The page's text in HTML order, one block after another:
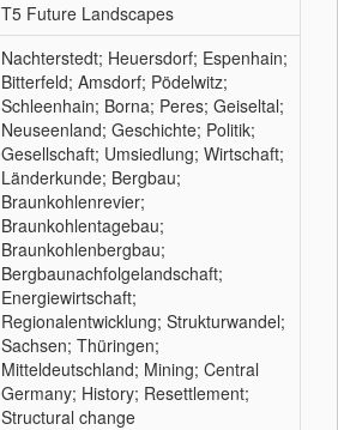
T5 Future Landscapes
Nachterstedt; Heuersdorf; Espenhain;
Bitterfeld; Amsdorf; Pödelwitz;
Schleenhain; Borna; Peres; Geiseltal;
Neuseenland; Geschichte; Politik;
Gesellschaft; Umsiedlung; Wirtschaft;
Länderkunde; Bergbau;
Braunkohlenrevier;
Braunkohlentagebau;
Braunkohlenbergbau;
Bergbaunachfolgelandschaft;
Energiewirtschaft;
Regionalentwicklung; Strukturwandel;
Sachsen; Thüringen;
Mitteldeutschland; Mining; Central
Germany; History; Resettlement;
Structural change